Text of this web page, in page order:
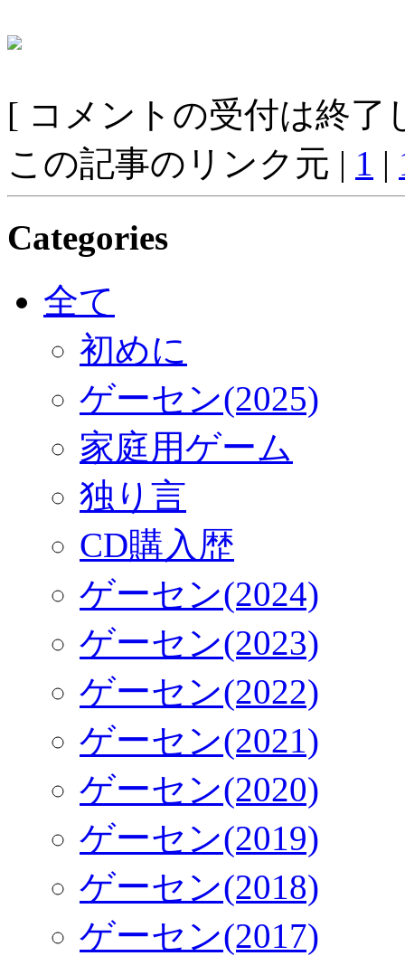
[ コメントの受付は終了
この記事のリンク元 | 1 |
Categories
全て
初めに
ゲーセン(2025)
家庭用ゲーム
独り言
CD購入歴
ゲーセン(2024)
ゲーセン(2023)
ゲーセン(2022)
ゲーセン(2021)
ゲーセン(2020)
ゲーセン(2019)
ゲーセン(2018)
ゲーセン(2017)